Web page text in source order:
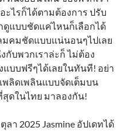
ไรก็ได้ตามต้องการ ปรับ
ดูแบบชัดแค่ไหนก็เลือกได้
คมชัดแบบแน่นอนๆไปเลย
บพวกเราล่ะก็ ไม่ต้อง
บบฟรีๆได้เลยในทันที! อย่า
ลิดเพลินแบบจัดเต็มบน
สุดในไทย มาลองกัน!
า 2025 Jasmine อัปเดทได้